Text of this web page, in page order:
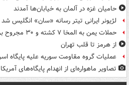
حامیان غزه در آلمان به خیابان‌ها آمدند
لژیونر ایرانی تیتر رسانه «سان» انگلیس شد
حملات یمن به المخا ۷ کشته و ۳۰ مجروح برجا گذاشت
از هرمز تا قلب تهران
عملیات گروه مقاومت سوریه علیه پایگاه
تصاویر ماهواره‌ای از انهدام پایگاه‌های آمریکا در جنگ